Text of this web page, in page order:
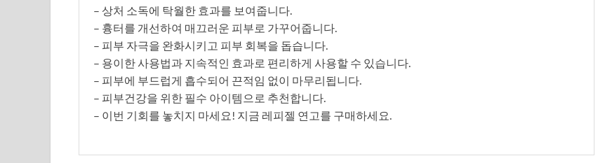
– 상처 소독에 탁월한 효과를 보여줍니다.
– 흉터를 개선하여 매끄러운 피부로 가꾸어줍니다.
– 피부 자극을 완화시키고 피부 회복을 돕습니다.
– 용이한 사용법과 지속적인 효과로 편리하게 사용할 수 있습니다.
– 피부에 부드럽게 흡수되어 끈적임 없이 마무리됩니다.
– 피부건강을 위한 필수 아이템으로 추천합니다.
– 이번 기회를 놓치지 마세요! 지금 레피젤 연고를 구매하세요.